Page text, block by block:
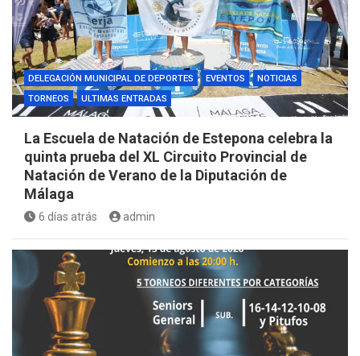
DELEGACIÓN MUNICIPAL DE DEPORTES EVENTOS
NOTICIAS
TORNEOS
ULTIMAS ENTRADAS
La Escuela de Natación de Estepona celebra la
quinta prueba del XL Circuito Provincial de
Natación de Verano de la Diputación de
Málaga
6 días atrás admin